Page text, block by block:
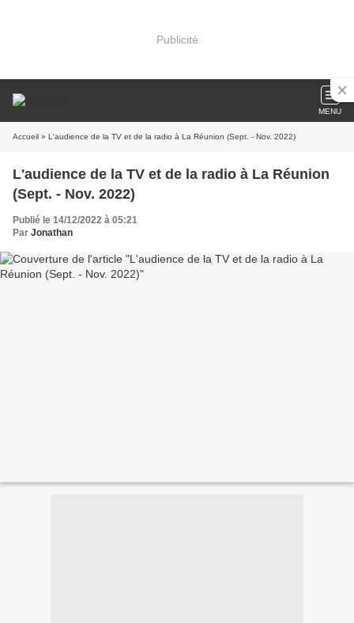
Publicité
MENU
Accueil » L'audience de la TV et de la radio à La Réunion (Sept. - Nov. 2022)
L'audience de la TV et de la radio à La Réunion
(Sept. - Nov. 2022)
Publié le 14/12/2022 à 05:21
Par Jonathan